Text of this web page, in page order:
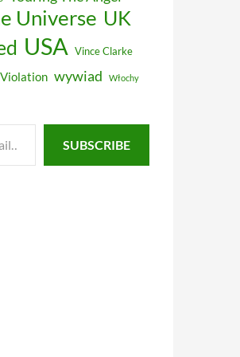
Universe UK
USA Vince Clarke
wywiad Włochy
SUBSCRIBE